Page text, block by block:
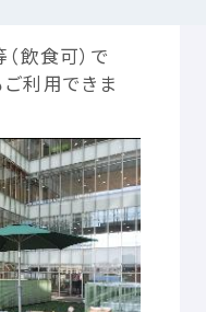
サイトについて
サイト内検索
お知らせ
寄付のお願い
（飲食可）で
ご利用できま